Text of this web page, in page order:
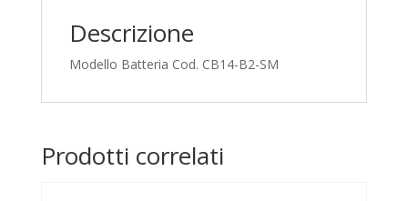
Descrizione
Modello Batteria Cod. CB14-B2-SM
Prodotti correlati